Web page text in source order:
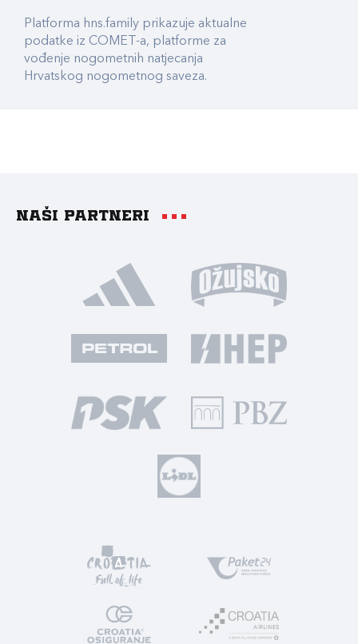
Platforma hns.family prikazuje aktualne
podatke iz COMET-a, platforme za
vođenje nogometnih natjecanja
Hrvatskog nogometnog saveza.
Naši partneri